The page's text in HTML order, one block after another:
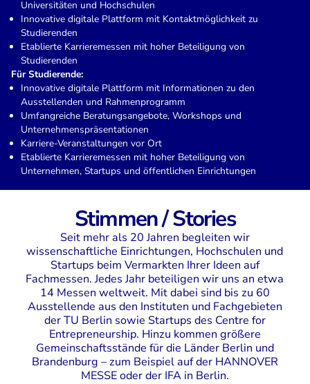
Universitäten und Hochschulen
Innovative digitale Plattform mit Kontaktmöglichkeit zu
Studierenden
Etablierte Karrieremessen mit hoher Beteiligung von
Studierenden
Für Studierende:
Innovative digitale Plattform mit Informationen zu den
Ausstellenden und Rahmenprogramm
Umfangreiche Beratungsangebote, Workshops und
Unternehmenspräsentationen
Karriere-Veranstaltungen vor Ort
Etablierte Karrieremessen mit hoher Beteiligung von
Unternehmen, Startups und öffentlichen Einrichtungen
Stimmen / Stories
Seit mehr als 20 Jahren begleiten wir
wissenschaftliche Einrichtungen, Hochschulen und
Startups beim Vermarkten Ihrer Ideen auf
Fachmessen. Jedes Jahr beteiligen wir uns an etwa
14 Messen weltweit. Mit dabei sind bis zu 60
Ausstellende aus den Instituten und Fachgebieten
der TU Berlin sowie Startups des Centre for
Entrepreneurship. Hinzu kommen größere
Gemeinschaftsstände für die Länder Berlin und
Brandenburg – zum Beispiel auf der HANNOVER
MESSE oder der IFA in Berlin.